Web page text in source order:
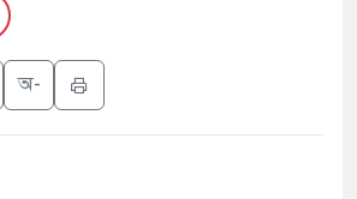
এসআইয়ের বিরুদ্ধে
পথচলার কেন্দ্র হবে: ড.
অ-